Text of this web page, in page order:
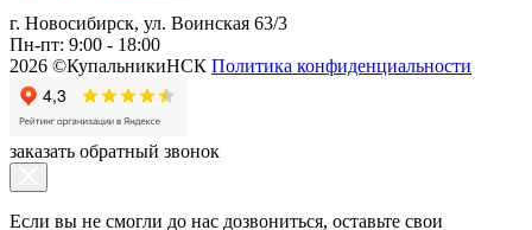
г. Новосибирск, ул. Воинская 63/3
Пн-пт: 9:00 - 18:00
2026 ©КупальникиНСК Политика конфиденциальности
заказать обратный звонок
Если вы не смогли до нас дозвониться, оставьте свои